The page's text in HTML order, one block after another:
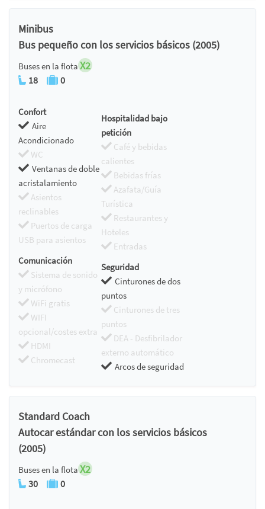
Minibus
Bus pequeño con los servicios básicos (2005)
Buses en la flota X2
18 0
Confort
Aire
Acondicionado
WC
Ventanas de doble
acristalamiento
Asientos
reclinables
Puertos de carga
USB para asientos
Hospitalidad bajo
petición
Café y bebidas
calientes
Bebidas frías
Azafata/Guía
Turística
Restaurantes y
Hoteles
Entradas
Comunicación
Sistema de sonido
y micrófono
WiFi gratis
WIFI
opcional/costes extra
HDMI
Chromecast
Seguridad
Cinturones de dos
puntos
Cinturones de tres
puntos
DEA - Desfibrilador
externo automático
Arcos de seguridad
Standard Coach
Autocar estándar con los servicios básicos
(2005)
Buses en la flota X2
30 0